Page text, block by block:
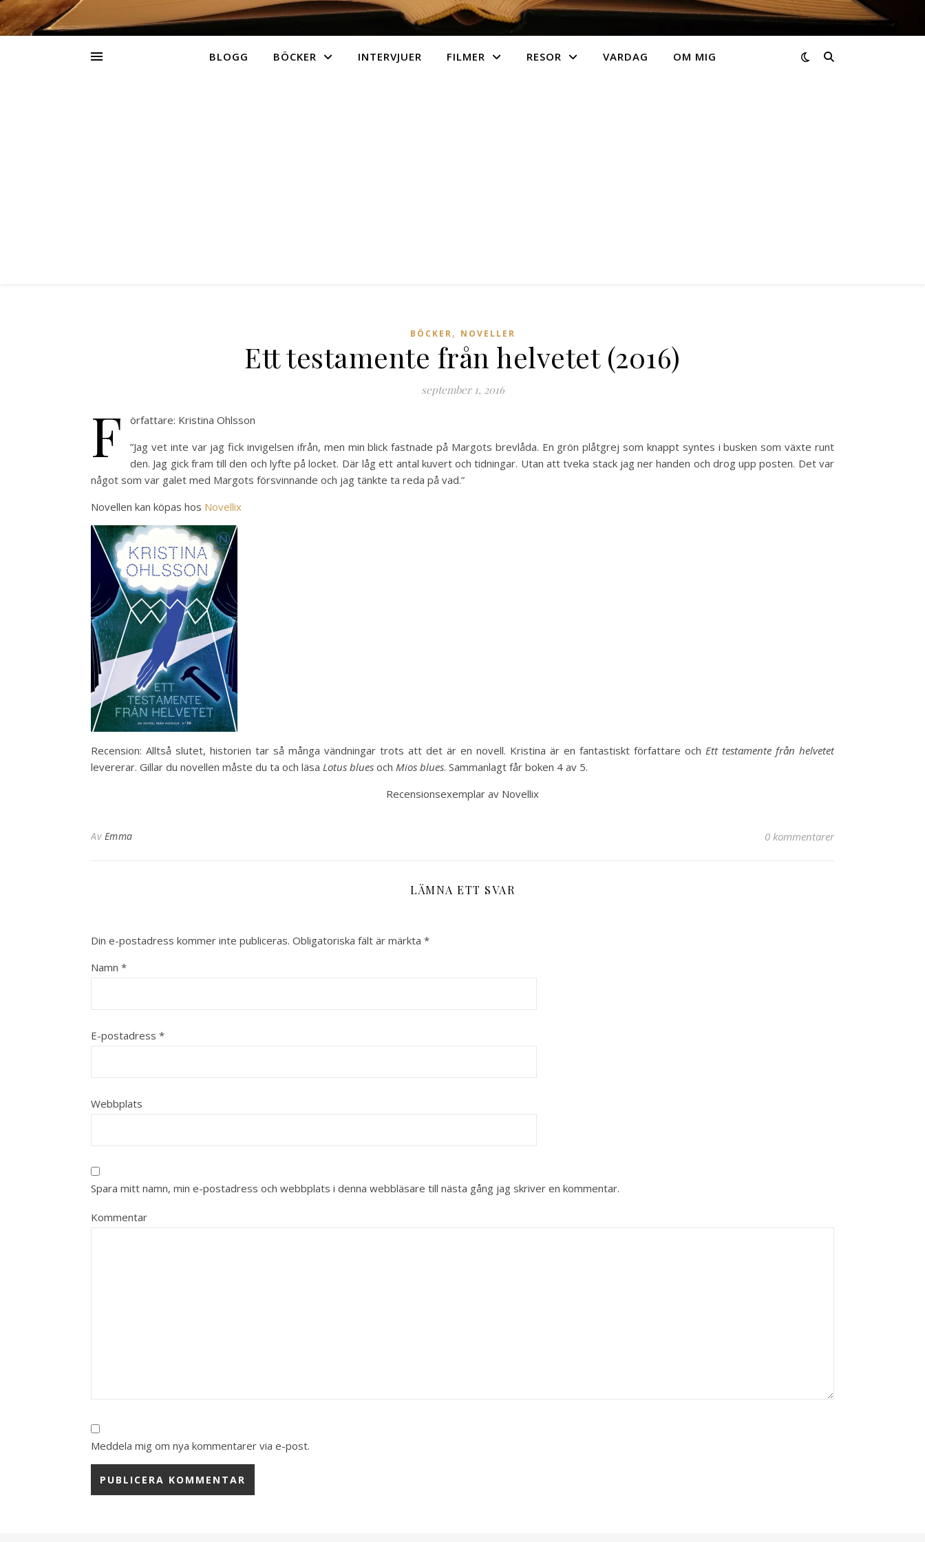
BLOGG BÖCKER INTERVJUER FILMER RESOR VARDAG OM MIG
BÖCKER, NOVELLER
Ett testamente från helvetet (2016)
september 1, 2016
F
örfattare: Kristina Ohlsson
”Jag vet inte var jag fick invigelsen ifrån, men min blick fastnade på Margots brevlåda. En grön plåtgrej som knappt syntes i busken som växte runt
den. Jag gick fram till den och lyfte på locket. Där låg ett antal kuvert och tidningar. Utan att tveka stack jag ner handen och drog upp posten. Det var
något som var galet med Margots försvinnande och jag tänkte ta reda på vad.”
Novellen kan köpas hos Novellix
Recension: Alltså slutet, historien tar så många vändningar trots att det är en novell. Kristina är en fantastiskt författare och Ett testamente från helvetet
levererar. Gillar du novellen måste du ta och läsa Lotus blues och Mios blues. Sammanlagt får boken 4 av 5.
Recensionsexemplar av Novellix
Av Emma 0 kommentarer
LÄMNA ETT SVAR
Din e-postadress kommer inte publiceras. Obligatoriska fält är märkta *
Namn *
E-postadress *
Webbplats
Spara mitt namn, min e-postadress och webbplats i denna webbläsare till nästa gång jag skriver en kommentar.
Kommentar
Meddela mig om nya kommentarer via e-post.